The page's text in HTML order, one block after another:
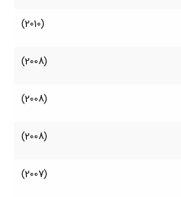
(2010)
(2008)
(2008)
(2008)
(2007)